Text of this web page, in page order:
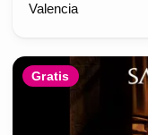
Valencia
Gratis